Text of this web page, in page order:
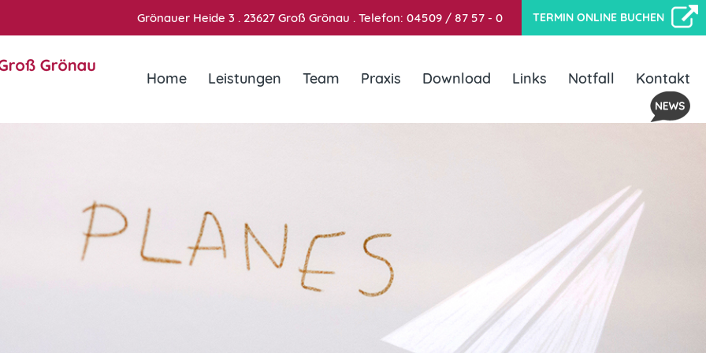
Grönauer Heide 3 . 23627 Groß Grönau . Telefon: 04509 / 87 57 - 0 TERMIN ONLINE BUCHEN
Anne-Marie Till
Erwachsenenalter
Home Leistungen Team Praxis Download Links Notfall Kontakt